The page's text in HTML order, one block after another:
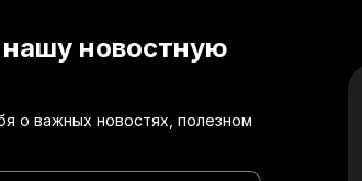
новостную
о важных новостях, полезном